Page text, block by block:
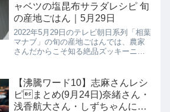
ャベツの塩昆布サラダレシピ 旬
の産地ごはん｜5月29日
2022年5月29日のテレビ朝日系列「相葉
マナブ」の旬の産地ごはんでは、農家
さんだからこそ知る絶品ズッキーニレ
たので詳しく紹介します。>>相葉マナ
ブ記事一覧はこちらまとめ♪...
【沸騰ワード10】志麻さんレシ
ピまとめ(9月24日)奈緒さん・
浅香航大さん・しずちゃんに披